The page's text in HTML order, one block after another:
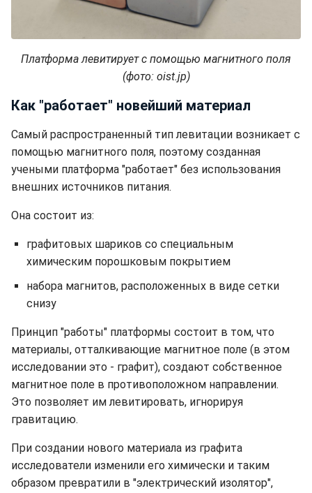
Платформа левитирует с помощью магнитного поля
(фото: oist.jp)
Как "работает" новейший материал
Самый распространенный тип левитации возникает с
помощью магнитного поля, поэтому созданная
учеными платформа "работает" без использования
внешних источников питания.
Она состоит из:
графитовых шариков со специальным
химическим порошковым покрытием
набора магнитов, расположенных в виде сетки
снизу
Принцип "работы" платформы состоит в том, что
материалы, отталкивающие магнитное поле (в этом
исследовании это - графит), создают собственное
магнитное поле в противоположном направлении.
Это позволяет им левитировать, игнорируя
гравитацию.
При создании нового материала из графита
исследователи изменили его химически и таким
образом превратили в "электрический изолятор",